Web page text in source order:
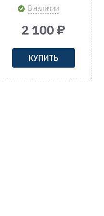
В наличии
2 100 ₽
КУПИТЬ